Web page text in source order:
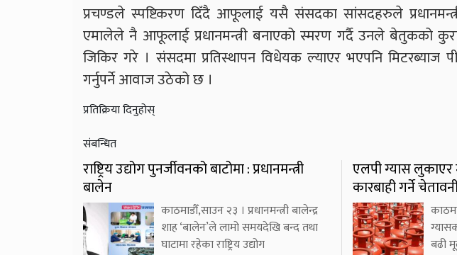
प्रचण्डले स्पष्टिकरण दिँदै आफूलाई यसै संसदका सांसदहरुले
एमालेले नै आफूलाई प्रधानमन्त्री बनाएको स्मरण गर्दै उनले बेतुकको
जिकिर गरे । संसदमा प्रतिस्थापन विधेयक ल्याएर भएपनि मिटरब्याज
गर्नुपर्ने आवाज उठेको छ ।
प्रतिक्रिया दिनुहोस्
संबन्धित
राष्ट्रिय उद्योग पुनर्जीवनको बाटोमा : प्रधानमन्त्री
बालेन
काठमाडौँ,साउन २३ । प्रधानमन्त्री बालेन्द्र
शाह ‘बालेन’ले लामो समयदेखि बन्द तथा
घाटामा रहेका राष्ट्रिय उद्योग
एलपी ग्यास लुकाएर
कारबाही गर्ने
बढी